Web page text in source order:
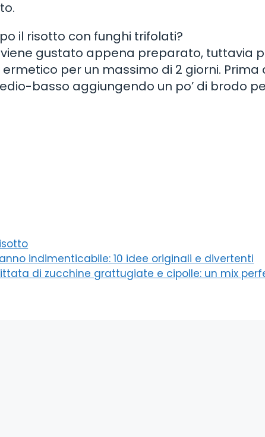
il risotto con funghi trifolati?
gustato appena preparato, tuttavia
per un massimo di 2 giorni. Prima
basso aggiungendo un po’ di brodo
indimenticabile: 10 idee originali e divertenti
di zucchine grattugiate e cipolle: un mix